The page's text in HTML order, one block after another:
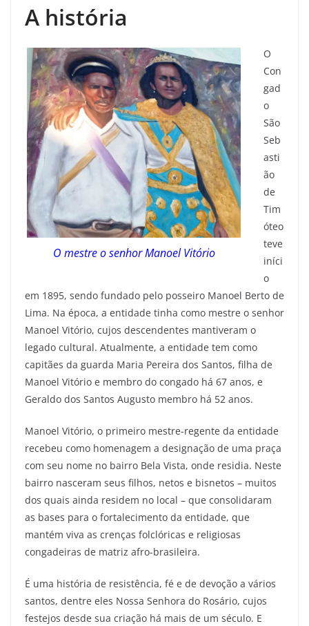
A história
O mestre o senhor Manoel Vitório
O
Con
gad
o
São
Seb
asti
ão
de
Tim
óteo
teve
iníci
o
em 1895, sendo fundado pelo posseiro Manoel Berto de
Lima. Na época, a entidade tinha como mestre o senhor
Manoel Vitório, cujos descendentes mantiveram o
legado cultural. Atualmente, a entidade tem como
capitães da guarda Maria Pereira dos Santos, filha de
Manoel Vitório e membro do congado há 67 anos, e
Geraldo dos Santos Augusto membro há 52 anos.
Manoel Vitório, o primeiro mestre-regente da entidade
recebeu como homenagem a designação de uma praça
com seu nome no bairro Bela Vista, onde residia. Neste
bairro nasceram seus filhos, netos e bisnetos – muitos
dos quais ainda residem no local – que consolidaram
as bases para o fortalecimento da entidade, que
mantém viva as crenças folclóricas e religiosas
congadeiras de matriz afro-brasileira.
É uma história de resistência, fé e de devoção a vários
santos, dentre eles Nossa Senhora do Rosário, cujos
festejos desde sua criação há mais de um século. E